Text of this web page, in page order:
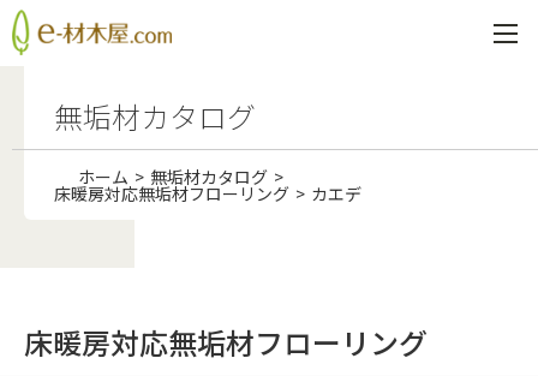
無垢材カタログ
ホーム 無垢材カタログ
床暖房対応無垢材フローリング カエデ
床暖房対応無垢材フローリング